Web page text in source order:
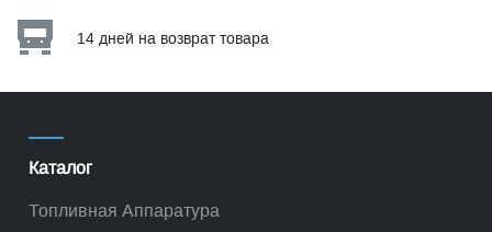
14 дней на возврат товара
Каталог
Топливная Аппаратура